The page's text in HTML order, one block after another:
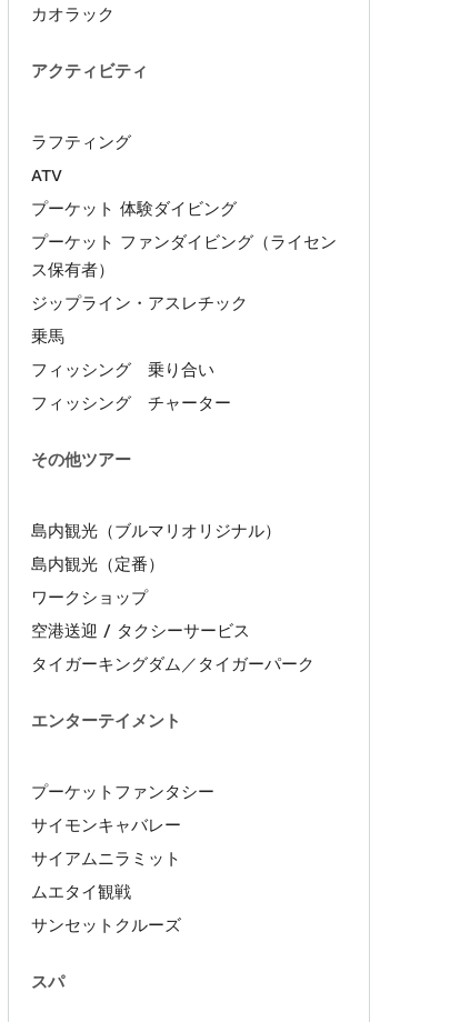
カオラック
アクティビティ
ラフティング
ATV
プーケット 体験ダイビング
プーケット ファンダイビング（ライセン
ス保有者）
ジップライン・アスレチック
乗馬
フィッシング 乗り合い
フィッシング チャーター
その他ツアー
島内観光（ブルマリオリジナル）
島内観光（定番）
ワークショップ
空港送迎 / タクシーサービス
タイガーキングダム／タイガーパーク
エンターテイメント
プーケットファンタシー
サイモンキャバレー
サイアムニラミット
ムエタイ観戦
サンセットクルーズ
スパ